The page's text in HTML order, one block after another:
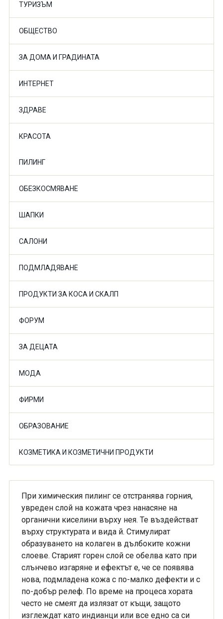
ТУРИЗЪМ
ОБЩЕСТВО
ЗА ДОМА И ГРАДИНАТА
ИНТЕРНЕТ
ЗДРАВЕ
КРАСОТА
ПИЛИНГ
ОБЕЗКОСМЯВАНЕ
ШАПКИ
САЛОНИ
ПОДМЛАДЯВАНЕ
ПРОДУКТИ ЗА КОСА И СКАЛП
ФОРУМ
ЗА ДЕЦАТА
МОДА
ФИРМИ
ОБРАЗОВАНИЕ
КОЗМЕТИКА И КОЗМЕТИЧНИ ПРОДУКТИ
При химическия пилинг се отстранява горния,
увреден слой на кожата чрез нанасяне на
органични киселини върху нея. Те въздействат
върху структурата и вида й. Стимулират
образуването на колаген в дълбоките кожни
слоеве. Старият горен слой се обелва като при
слънчево изгаряне и ефектът е, че се появява
нова, подмладена кожа с по-малко дефекти и с
по-добър релеф. По време на процеса хората
често не смеят да излязат от къщи, защото
изглеждат като индианци или все едно са си